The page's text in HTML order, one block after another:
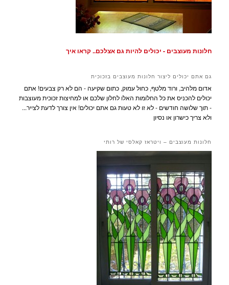
חלונות מעוצבים - יכולים להיות גם אצלכם.. קראו איך
גם אתם יכולים ליצור חלונות מעוצבים בזכוכית
אדום מלהיב, ורוד מלטף, כחול עמוק, כתום שקיעה - הם לא רק צבעים! אתם
יכולים להכניס את כל החלומות האלו לחלון שלכם או למחיצות זכוכית מעוצבות
- תוך שלושה חודשים - לא זו לא טעות גם אתם יכולים! אין צורך לדעת לצייר...
ולא צריך כישרון או נסיון
חלונות מעוצבים – ויטראז קאלסי של רותי